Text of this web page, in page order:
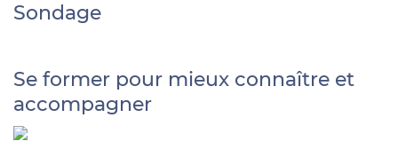
Sondage
Se former pour mieux connaître et
accompagner